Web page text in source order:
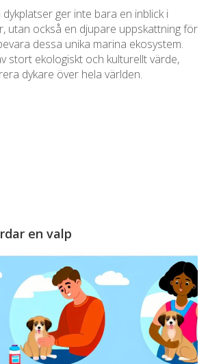
ger inte bara en inblick i
utan också en djupare uppskattning för
dessa unika marina ekosystem.
stort ekologiskt och kulturellt värde,
dykare över hela världen.
en valp